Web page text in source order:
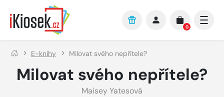
Přejít na hlavní obsah
0
E-knihy Milovat svého nepřítele?
Milovat svého nepřítele?
Maisey Yatesová